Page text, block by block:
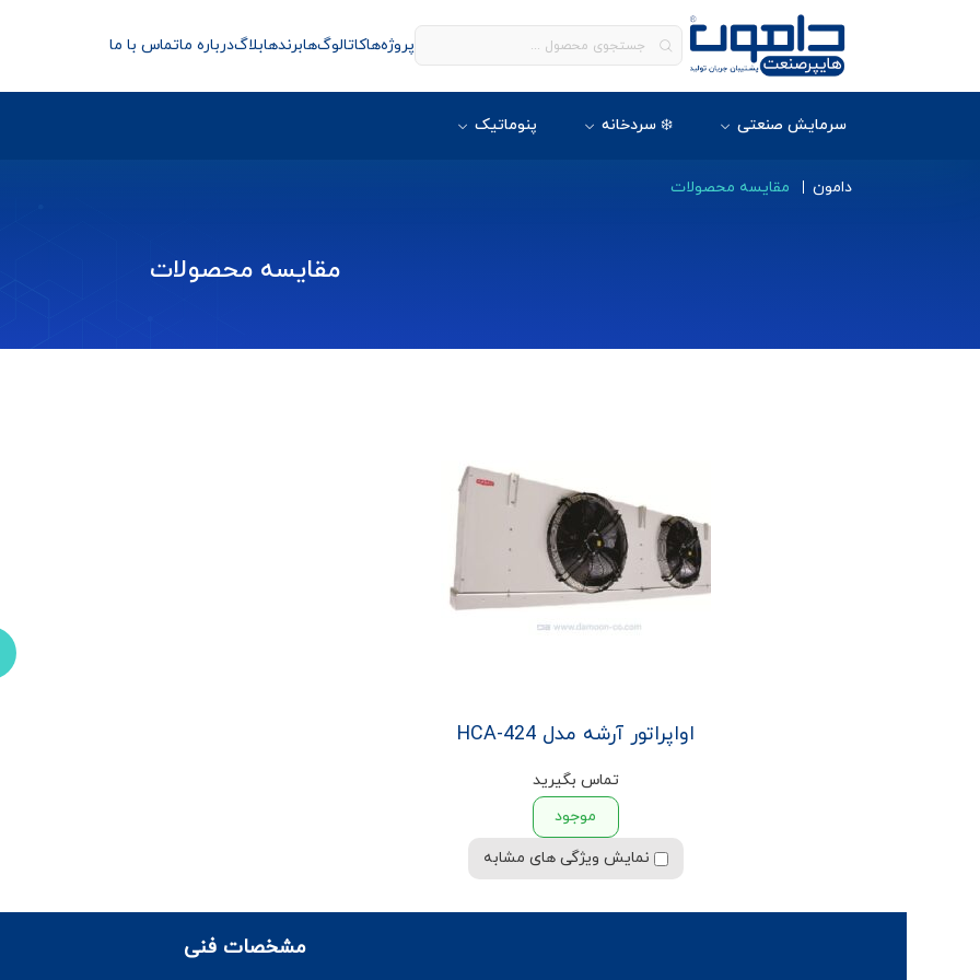
پروژه‌هاکاتالوگ‌هابرندهابلاگدرباره ماتماس با ما
سرمایش صنعتی ❄️ سردخانه پنوماتیک
دامون مقایسه محصولات
مقایسه محصولات
اواپراتور آرشه مدل HCA-424
تماس بگیرید
موجود
نمایش ویژگی های مشابه
مشخصات فنی